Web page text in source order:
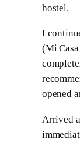
hostel.
I
(Mi
opened
Arrived